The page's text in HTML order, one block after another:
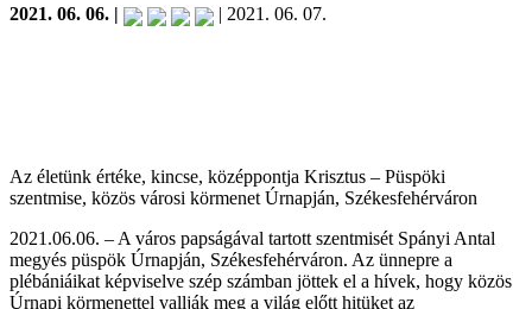
2021. 06. 06. | | 2021. 06. 07.
Az életünk értéke, kincse, középpontja Krisztus – Püspöki
szentmise, közös városi körmenet Úrnapján, Székesfehérváron
2021.06.06. – A város papságával tartott szentmisét Spányi Antal
megyés püspök Úrnapján, Székesfehérváron. Az ünnepre a
plébániáikat képviselve szép számban jöttek el a hívek, hogy közös
Úrnapi körmenettel vallják meg a világ előtt hitüket az